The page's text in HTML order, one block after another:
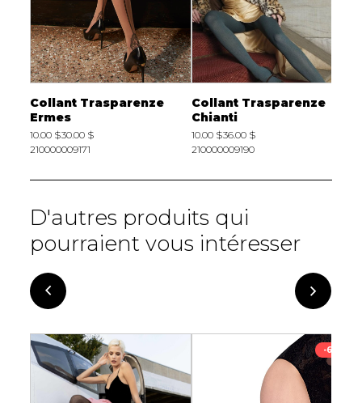
Collant Trasparenze
Ermes
10.00 $30.00 $
210000009171
Collant Trasparenze
Chianti
10.00 $36.00 $
210000009190
D'autres produits qui
pourraient vous intéresser
-69%